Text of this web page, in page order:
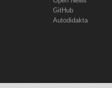
GitHub
Autodidakta